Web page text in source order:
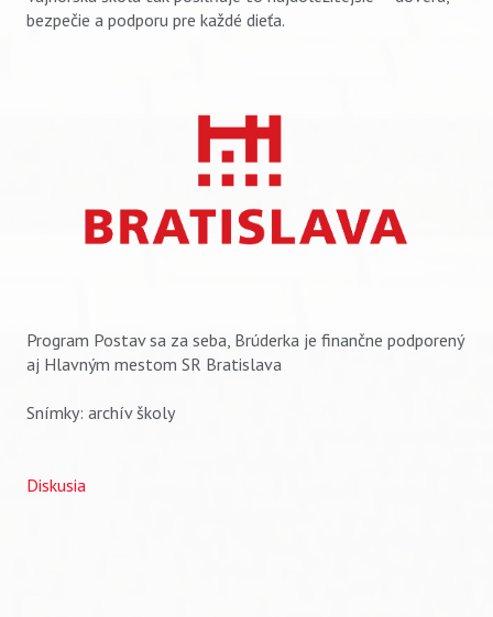
bezpečie a podporu pre každé dieťa.
Program Postav sa za seba, Brúderka je finančne podporený
aj Hlavným mestom SR Bratislava
Snímky: archív školy
Diskusia